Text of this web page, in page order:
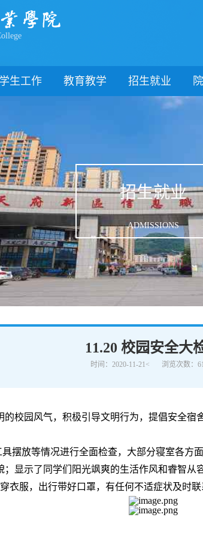
学生工作
新闻动态
团委
管理制度
学生风采
心理健康
下载中心
联系我们
教育教学
教学通知
教学动态
实践教学
专业建设
课程建设
教学改革
学术交流
招生就业
招生就业
ADMISSIONS
11.20 校园安全大
时间：2020-11-21< 浏览次数：
校园⻛⽓，积极引导⽂明⾏为，提倡安全
摆放等情况进⾏全⾯检查，⼤部分寝室各
显示了同学们阳光飒爽的⽣活作⻛和睿智
⾐服，出⾏带好⼝罩，有任何不适症状及时联